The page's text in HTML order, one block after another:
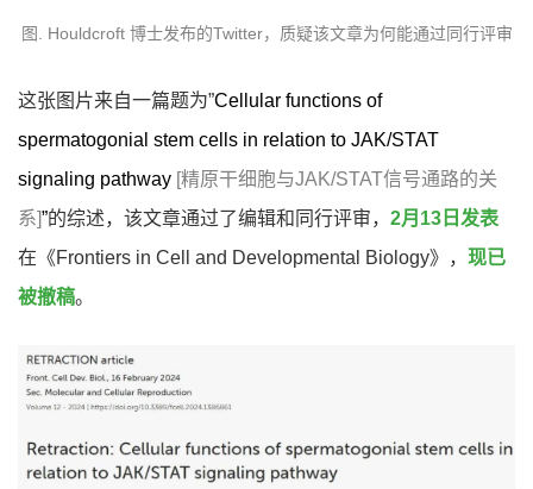
图. Houldcroft 博士发布的Twitter，质疑该文章为何能通过同行评审
这张图片来自一篇题为”Cellular functions of
spermatogonial stem cells in relation to JAK/STAT
signaling pathway [精原干细胞与JAK/STAT信号通路的关
系]”的综述，该文章通过了编辑和同行评审， 2月13日发表
在《Frontiers in Cell and Developmental Biology》， 现已
被撤稿。